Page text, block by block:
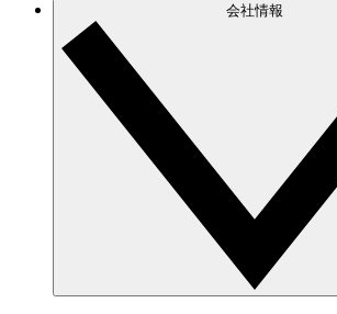
会社情報